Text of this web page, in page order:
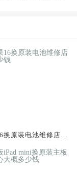
换原装电池维修店大